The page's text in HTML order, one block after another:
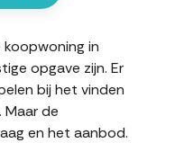
in
opgave zijn. Er
bij het vinden
Maar de
en het aanbod.